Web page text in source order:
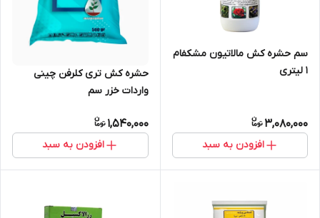
سم حشره کش مالاتیون مشکفام
1 لیتری
3,080,000
افزودن به سبد
حشره کش تری کلرفن چینی
واردات خزر سم
1,540,000
افزودن به سبد